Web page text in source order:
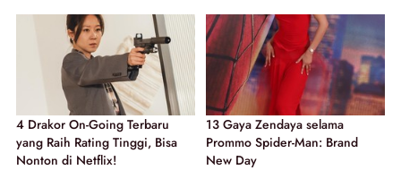
4 Drakor On-Going Terbaru
yang Raih Rating Tinggi, Bisa
Nonton di Netflix!
13 Gaya Zendaya selama
Prommo Spider-Man: Brand
New Day